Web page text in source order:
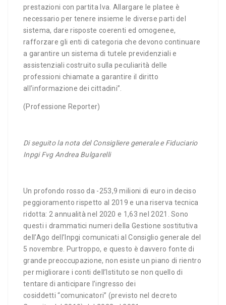
prestazioni con partita Iva. Allargare le platee è
necessario per tenere insieme le diverse parti del
sistema, dare risposte coerenti ed omogenee,
rafforzare gli enti di categoria che devono continuare
a garantire un sistema di tutele previdenziali e
assistenziali costruito sulla peculiarità delle
professioni chiamate a garantire il diritto
all’informazione dei cittadini”.
(Professione Reporter)
Di seguito la nota del Consigliere generale e Fiduciario
Inpgi Fvg Andrea Bulgarelli
Un profondo rosso da -253,9 milioni di euro in deciso
peggioramento rispetto al 2019 e una riserva tecnica
ridotta: 2 annualità nel 2020 e 1,63 nel 2021. Sono
questi i drammatici numeri della Gestione sostitutiva
dell’Ago dell’Inpgi comunicati al Consiglio generale del
5 novembre. Purtroppo, e questo è davvero fonte di
grande preoccupazione, non esiste un piano di rientro
per migliorare i conti dell’Istituto se non quello di
tentare di anticipare l’ingresso dei
cosiddetti “comunicatori” (previsto nel decreto